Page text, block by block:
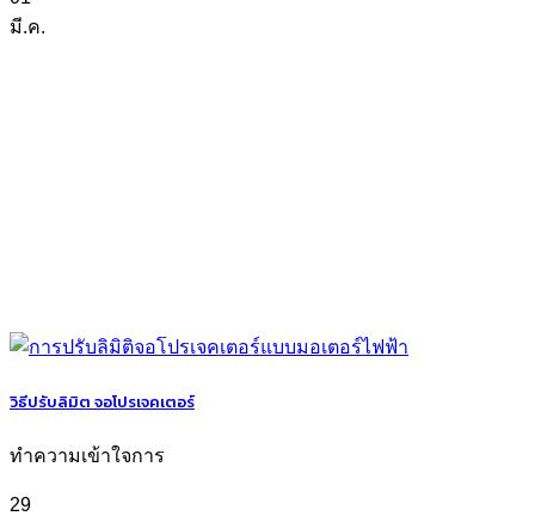
มี.ค.
วิธีปรับลิมิต จอโปรเจคเตอร์
ทำความเข้าใจการ
29